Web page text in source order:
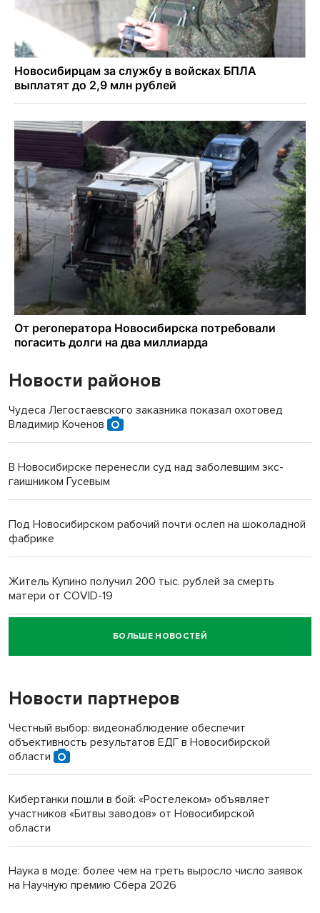
Новости районов
Чудеса Легостаевского заказника показал охотовед
Владимир Коченов
В Новосибирске перенесли суд над заболевшим экс-
гаишником Гусевым
Под Новосибирском рабочий почти ослеп на шоколадной
фабрике
Житель Купино получил 200 тыс. рублей за смерть
матери от COVID-19
Новосибирский суд наказал водителя за смерть
пенсионерки на вокзале
БОЛЬШЕ НОВОСТЕЙ
Новости партнеров
Честный выбор: видеонаблюдение обеспечит
объективность результатов ЕДГ в Новосибирской
области
Кибертанки пошли в бой: «Ростелеком» объявляет
участников «Битвы заводов» от Новосибирской
области
Наука в моде: более чем на треть выросло число заявок
на Научную премию Сбера 2026